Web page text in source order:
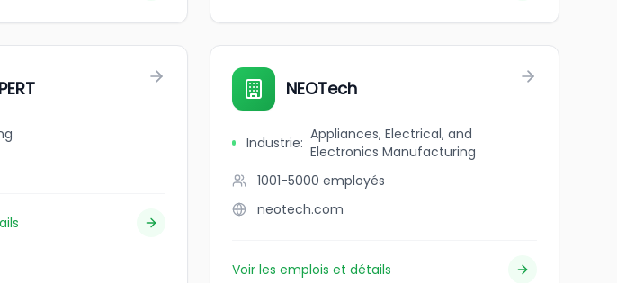
NEOTech
Industrie: Appliances, Electrical, and
Electronics Manufacturing
1001-5000 employés
neotech.com
Voir les emplois et détails